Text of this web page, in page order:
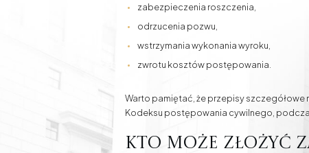
zabezpieczenia roszczenia,
odrzucenia pozwu,
wstrzymania wykonania wyroku,
zwrotu kosztów postępowania.
Warto pamiętać, że przepisy
Kodeksu postępowania cywilnego,
Kto może złożyć